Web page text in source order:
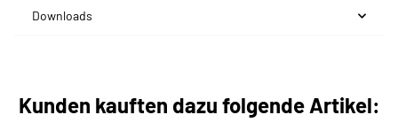
Downloads
Kunden kauften dazu folgende Artikel: